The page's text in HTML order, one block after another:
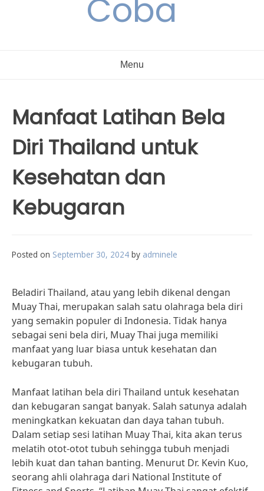
Coba
Menu
Manfaat Latihan Bela
Diri Thailand untuk
Kesehatan dan
Kebugaran
Posted on September 30, 2024 by adminele
Beladiri Thailand, atau yang lebih dikenal dengan
Muay Thai, merupakan salah satu olahraga bela diri
yang semakin populer di Indonesia. Tidak hanya
sebagai seni bela diri, Muay Thai juga memiliki
manfaat yang luar biasa untuk kesehatan dan
kebugaran tubuh.
Manfaat latihan bela diri Thailand untuk kesehatan
dan kebugaran sangat banyak. Salah satunya adalah
meningkatkan kekuatan dan daya tahan tubuh.
Dalam setiap sesi latihan Muay Thai, kita akan terus
melatih otot-otot tubuh sehingga tubuh menjadi
lebih kuat dan tahan banting. Menurut Dr. Kevin Kuo,
seorang ahli olahraga dari National Institute of